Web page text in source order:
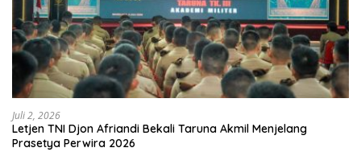
Juli 2, 2026
Letjen TNI Djon Afriandi Bekali Taruna Akmil Menjelang
Prasetya Perwira 2026